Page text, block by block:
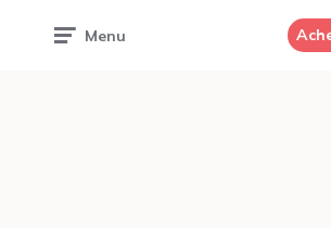
Menu